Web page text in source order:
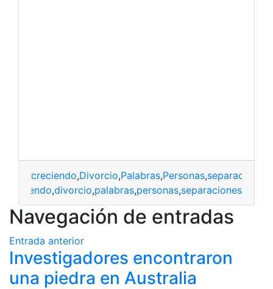
creciendo,Divorcio,Palabras,Personas,separaciones
Creciendo,divorcio,palabras,personas,separaciones
Navegación de entradas
Entrada anterior
Investigadores encontraron
una piedra en Australia